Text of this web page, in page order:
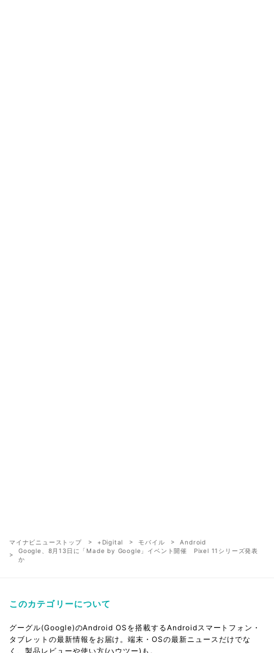
マイナビニューストップ +Digital モバイル
Android
Google、8月13日に「Made by Google」イベント開催 Pixel 11シリーズ発表
か
このカテゴリーについて
グーグル(Google)のAndroid OSを搭載するAndroidスマートフォン・
タブレットの最新情報をお届け。端末・OSの最新ニュースだけでな
く、製品レビューや使い方(ハウツー)も。